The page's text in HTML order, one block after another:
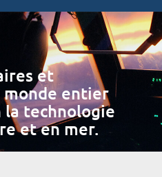
et
monde entier
la technologie
et en mer.